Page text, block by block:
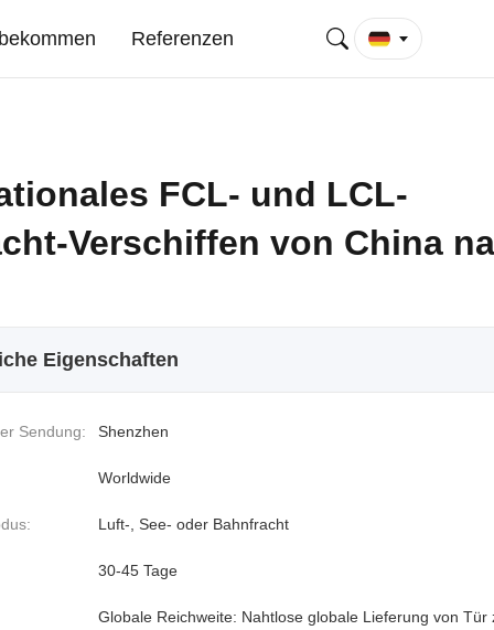
Referenzen
FCL- und LCL-
Verschiffen von China
Eigenschaften
Sendung: Shenzhen
Worldwide
Luft-, See- oder Bahnfracht
30-45 Tage
Globale Reichweite: Nahtlose globale Lieferung von Tür